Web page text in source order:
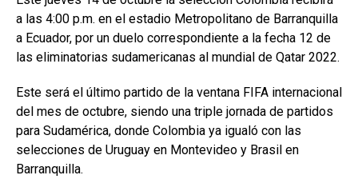
a las 4:00 p.m. en el estadio Metropolitano de Barranquilla
a Ecuador, por un duelo correspondiente a la fecha 12 de
las eliminatorias sudamericanas al mundial de Qatar 2022.
Este será el último partido de la ventana FIFA internacional
del mes de octubre, siendo una triple jornada de partidos
para Sudamérica, donde Colombia ya igualó con las
selecciones de Uruguay en Montevideo y Brasil en
Barranquilla.